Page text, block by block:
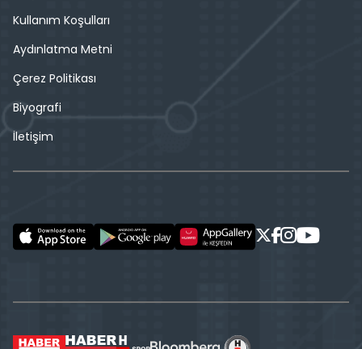
Kullanım Koşulları
Aydınlatma Metni
Çerez Politikası
Biyografi
İletişim